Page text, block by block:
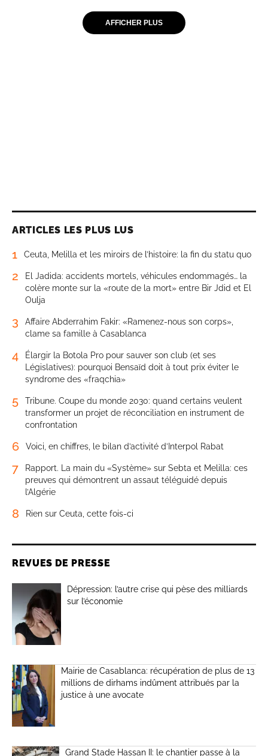
AFFICHER PLUS
ARTICLES LES PLUS LUS
1 Ceuta, Melilla et les miroirs de l’histoire: la fin du statu quo
2
El Jadida: accidents mortels, véhicules endommagés… la
colère monte sur la «route de la mort» entre Bir Jdid et El
Oulja
3
Affaire Abderrahim Fakir: «Ramenez-nous son corps»,
clame sa famille à Casablanca
4
Élargir la Botola Pro pour sauver son club (et ses
Législatives): pourquoi Bensaïd doit à tout prix éviter le
syndrome des «fraqchia»
5
Tribune. Coupe du monde 2030: quand certains veulent
transformer un projet de réconciliation en instrument de
confrontation
6 Voici, en chiffres, le bilan d’activité d’Interpol Rabat
7
Rapport. La main du «Système» sur Sebta et Melilla: ces
preuves qui démontrent un assaut téléguidé depuis
l’Algérie
8 Rien sur Ceuta, cette fois-ci
REVUES DE PRESSE
Dépression: l’autre crise qui pèse des milliards
sur l’économie
Mairie de Casablanca: récupération de plus de 13
millions de dirhams indûment attribués par la
justice à une avocate
Grand Stade Hassan II: le chantier passe à la